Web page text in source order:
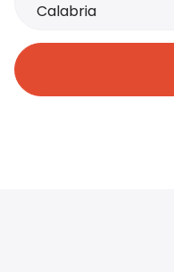
Calabria